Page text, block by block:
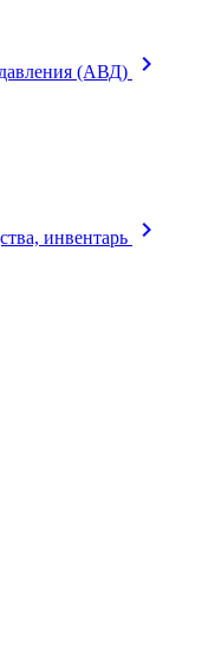
(АВД) keyboard_arrow_right
инвентарь keyboard_arrow_right